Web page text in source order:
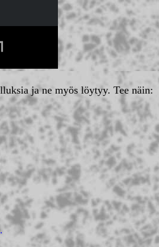
ja ne myös löytyy. Tee näin:
.